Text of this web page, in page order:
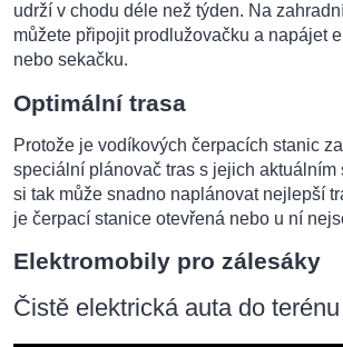
udrží v chodu déle než týden. Na
můžete připojit prodlužovačku a napájet
nebo sekačku.
Optimální trasa
Protože je vodíkových čerpacích stanic
speciální plánovač tras s jejich aktuálním
si tak může snadno naplánovat nejlepší
je čerpací stanice otevřená nebo u ní
Elektromobily pro zálesáky
Čistě elektrická auta do terénu